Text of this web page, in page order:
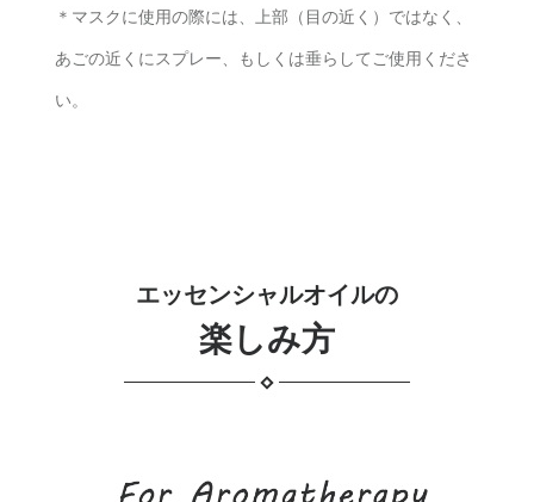
＊マスクに使用の際には、上部（目の近く）ではなく、
あごの近くにスプレー、もしくは垂らしてご使用くださ
い。
エッセンシャルオイルの
楽しみ方